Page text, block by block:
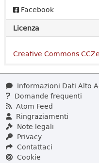
Facebook
Licenza
Creative Commons
Informazioni Dati Alto
Domande frequenti
Atom Feed
Ringraziamenti
Note legali
Privacy
Contattaci
Cookie